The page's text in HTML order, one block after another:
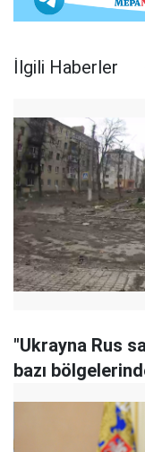
İlgili Haberler
"Ukrayna Rus
bazı